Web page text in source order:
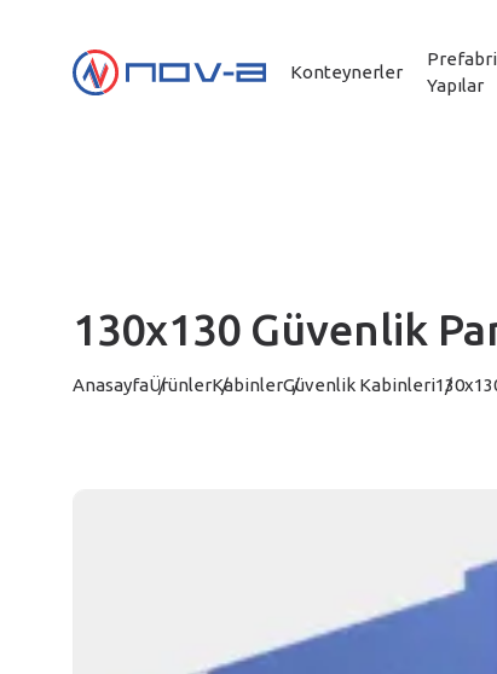
Konteynerler
Yapılar
130x130 Güvenlik
AnasayfaÜrünlerKabinlerGüvenlik Kabinleri